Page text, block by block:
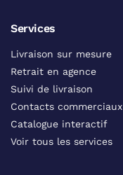
Services
Livraison sur mesure
Retrait en agence
Suivi de livraison
Contacts commerciaux
Catalogue interactif
Voir tous les services